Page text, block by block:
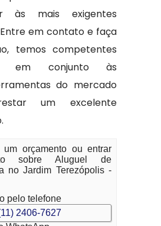
às mais exigentes
em contato e faça
temos competentes
em conjunto às
do mercado
um excelente
um orçamento ou entrar
sobre Aluguel de
no Jardim Terezópolis -
pelo telefone
2406-7627